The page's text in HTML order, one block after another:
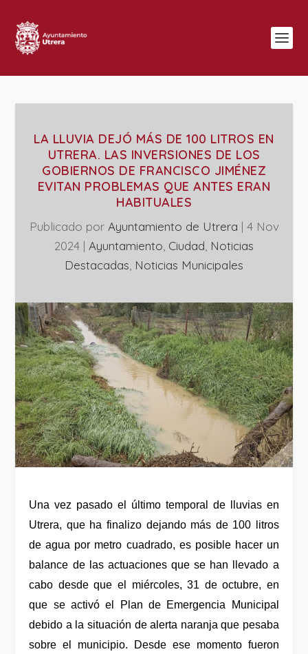
LA LLUVIA DEJÓ MÁS DE 100 LITROS EN
UTRERA. LAS INVERSIONES DE LOS
GOBIERNOS DE FRANCISCO JIMÉNEZ
EVITAN PROBLEMAS QUE ANTES ERAN
HABITUALES
Publicado por Ayuntamiento de Utrera | 4 Nov
2024 | Ayuntamiento Ciudad Noticias
Destacadas ‎Noticias Municipales
Una vez pasado el último temporal de lluvias en
Utrera, que ha finalizo dejando más de 100 litros
de agua por metro cuadrado, es posible hacer un
balance de las actuaciones que se han llevado a
cabo desde que el miércoles, 31 de octubre, en
que se activó el Plan de Emergencia Municipal
debido a la situación de alerta naranja que pesaba
sobre el municipio. Desde ese momento fueron